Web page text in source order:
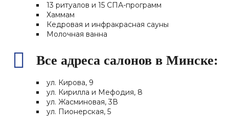
13 ритуалов и 15 СПА-программ
Хаммам
Кедровая и инфракрасная сауны
Молочная ванна
Все адреса салонов в Минске:
ул. Кирова, 9
ул. Кирилла и Мефодия, 8
ул. Жасминовая, 3В
ул. Пионерская, 5